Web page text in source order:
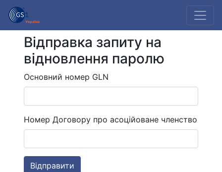
Відправка запиту на
відновлення паролю
Основний номер GLN
Номер Договору про асоційоване членство